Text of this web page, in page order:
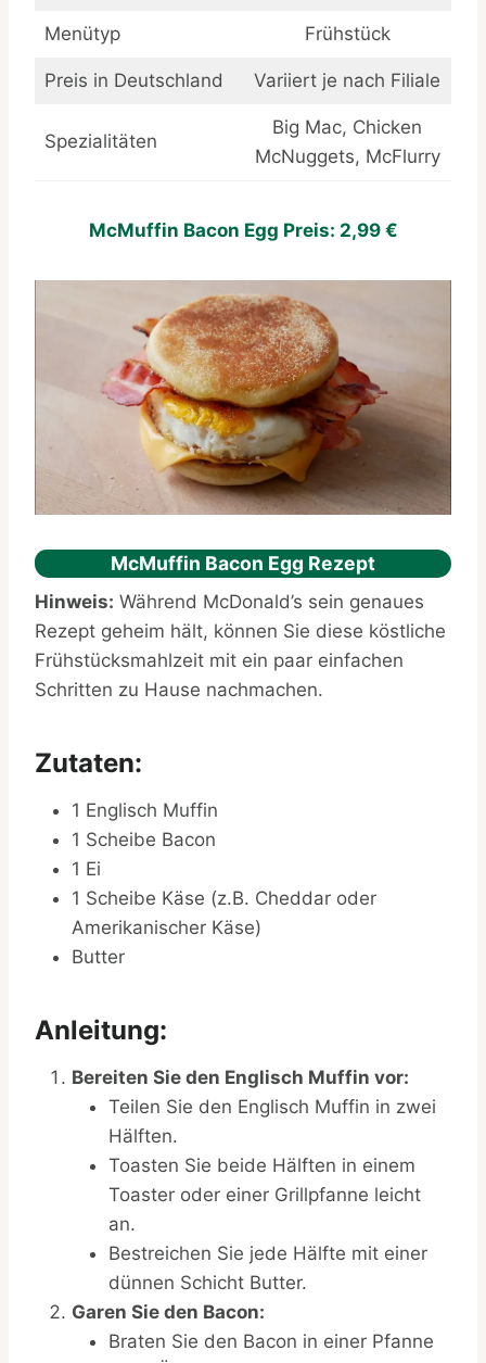
Menütyp Frühstück
Preis in Deutschland Variiert je nach Filiale
Spezialitäten
Big Mac, Chicken
McNuggets, McFlurry
McMuffin Bacon Egg Preis: 2,99 €
McMuffin Bacon Egg Rezept
Hinweis: Während McDonald’s sein genaues
Rezept geheim hält, können Sie diese köstliche
Frühstücksmahlzeit mit ein paar einfachen
Schritten zu Hause nachmachen.
Zutaten:
1 Englisch Muffin
1 Scheibe Bacon
1 Ei
1 Scheibe Käse (z.B. Cheddar oder
Amerikanischer Käse)
Butter
Anleitung:
Bereiten Sie den Englisch Muffin vor:
Teilen Sie den Englisch Muffin in zwei
Hälften.
Toasten Sie beide Hälften in einem
Toaster oder einer Grillpfanne leicht
an.
Bestreichen Sie jede Hälfte mit einer
dünnen Schicht Butter.
Garen Sie den Bacon:
Braten Sie den Bacon in einer Pfanne